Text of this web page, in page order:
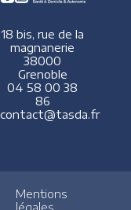
18 bis, rue de la
magnanerie
38000
Grenoble
04 58 00 38
86
contact@tasda.fr
Mentions
légales